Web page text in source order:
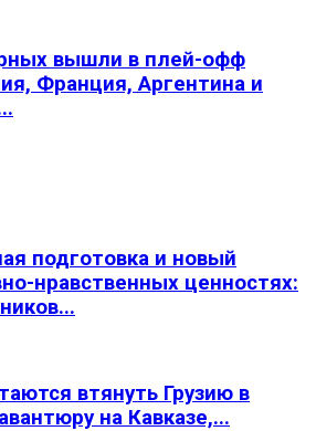
вышли в плей-офф
Франция, Аргентина и
подготовка и новый
нравственных ценностях:
втянуть Грузию в
на Кавказе,...